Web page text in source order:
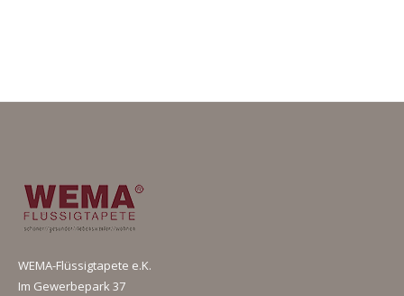
WEMA-Flüssigtapete e.K.
Im Gewerbepark 37